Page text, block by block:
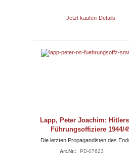
Jetzt kaufen Details
Lapp, Peter Joachim:
Führungsoffiziere 1944/
Die letzten Propagandisten des
Art.Nr.: PD-07623